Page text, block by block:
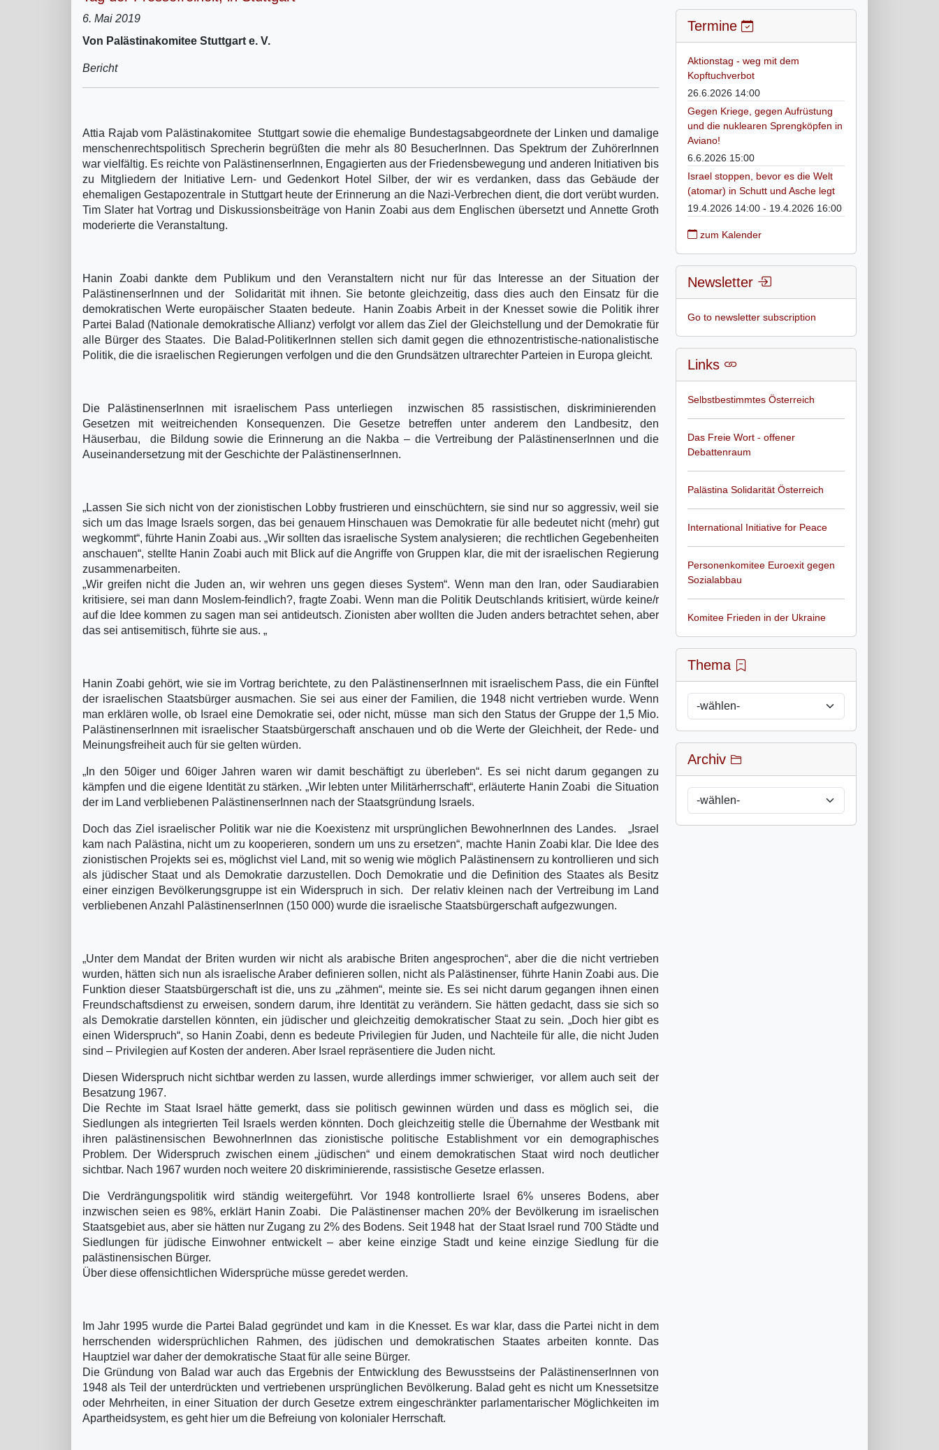
6. Mai 2019
Von Palästinakomitee Stuttgart e. V.
Bericht
Attia Rajab vom Palästinakomitee Stuttgart sowie die ehemalige Bundestagsabgeordnete der Linken und damalige
menschenrechtspolitisch Sprecherin begrüßten die mehr als 80 BesucherInnen. Das Spektrum der ZuhörerInnen
war vielfältig. Es reichte von PalästinenserInnen, Engagierten aus der Friedensbewegung und anderen Initiativen bis
zu Mitgliedern der Initiative Lern- und Gedenkort Hotel Silber, der wir es verdanken, dass das Gebäude der
ehemaligen Gestapozentrale in Stuttgart heute der Erinnerung an die Nazi-Verbrechen dient, die dort verübt wurden.
Tim Slater hat Vortrag und Diskussionsbeiträge von Hanin Zoabi aus dem Englischen übersetzt und Annette Groth
moderierte die Veranstaltung.
Hanin Zoabi dankte dem Publikum und den Veranstaltern nicht nur für das Interesse an der Situation der
PalästinenserInnen und der Solidarität mit ihnen. Sie betonte gleichzeitig, dass dies auch den Einsatz für die
demokratischen Werte europäischer Staaten bedeute. Hanin Zoabis Arbeit in der Knesset sowie die Politik ihrer
Partei Balad (Nationale demokratische Allianz) verfolgt vor allem das Ziel der Gleichstellung und der Demokratie für
alle Bürger des Staates. Die Balad-PolitikerInnen stellen sich damit gegen die ethnozentristische-nationalistische
Politik, die die israelischen Regierungen verfolgen und die den Grundsätzen ultrarechter Parteien in Europa gleicht.
Die PalästinenserInnen mit israelischem Pass unterliegen inzwischen 85 rassistischen, diskriminierenden
Gesetzen mit weitreichenden Konsequenzen. Die Gesetze betreffen unter anderem den Landbesitz, den
Häuserbau, die Bildung sowie die Erinnerung an die Nakba – die Vertreibung der PalästinenserInnen und die
Auseinandersetzung mit der Geschichte der PalästinenserInnen.
„Lassen Sie sich nicht von der zionistischen Lobby frustrieren und einschüchtern, sie sind nur so aggressiv, weil sie
sich um das Image Israels sorgen, das bei genauem Hinschauen was Demokratie für alle bedeutet nicht (mehr) gut
wegkommt“, führte Hanin Zoabi aus. „Wir sollten das israelische System analysieren; die rechtlichen Gegebenheiten
anschauen“, stellte Hanin Zoabi auch mit Blick auf die Angriffe von Gruppen klar, die mit der israelischen Regierung
zusammenarbeiten.
„Wir greifen nicht die Juden an, wir wehren uns gegen dieses System“. Wenn man den Iran, oder Saudiarabien
kritisiere, sei man dann Moslem-feindlich?, fragte Zoabi. Wenn man die Politik Deutschlands kritisiert, würde keine/r
auf die Idee kommen zu sagen man sei antideutsch. Zionisten aber wollten die Juden anders betrachtet sehen, aber
das sei antisemitisch, führte sie aus. „
Hanin Zoabi gehört, wie sie im Vortrag berichtete, zu den PalästinenserInnen mit israelischem Pass, die ein Fünftel
der israelischen Staatsbürger ausmachen. Sie sei aus einer der Familien, die 1948 nicht vertrieben wurde. Wenn
man erklären wolle, ob Israel eine Demokratie sei, oder nicht, müsse man sich den Status der Gruppe der 1,5 Mio.
PalästinenserInnen mit israelischer Staatsbürgerschaft anschauen und ob die Werte der Gleichheit, der Rede- und
Meinungsfreiheit auch für sie gelten würden.
„In den 50iger und 60iger Jahren waren wir damit beschäftigt zu überleben“. Es sei nicht darum gegangen zu
kämpfen und die eigene Identität zu stärken. „Wir lebten unter Militärherrschaft“, erläuterte Hanin Zoabi die Situation
der im Land verbliebenen PalästinenserInnen nach der Staatsgründung Israels.
Doch das Ziel israelischer Politik war nie die Koexistenz mit ursprünglichen BewohnerInnen des Landes. „Israel
kam nach Palästina, nicht um zu kooperieren, sondern um uns zu ersetzen“, machte Hanin Zoabi klar. Die Idee des
zionistischen Projekts sei es, möglichst viel Land, mit so wenig wie möglich Palästinensern zu kontrollieren und sich
als jüdischer Staat und als Demokratie darzustellen. Doch Demokratie und die Definition des Staates als Besitz
einer einzigen Bevölkerungsgruppe ist ein Widerspruch in sich. Der relativ kleinen nach der Vertreibung im Land
verbliebenen Anzahl PalästinenserInnen (150 000) wurde die israelische Staatsbürgerschaft aufgezwungen.
„Unter dem Mandat der Briten wurden wir nicht als arabische Briten angesprochen“, aber die die nicht vertrieben
wurden, hätten sich nun als israelische Araber definieren sollen, nicht als Palästinenser, führte Hanin Zoabi aus. Die
Funktion dieser Staatsbürgerschaft ist die, uns zu „zähmen“, meinte sie. Es sei nicht darum gegangen ihnen einen
Freundschaftsdienst zu erweisen, sondern darum, ihre Identität zu verändern. Sie hätten gedacht, dass sie sich so
als Demokratie darstellen könnten, ein jüdischer und gleichzeitig demokratischer Staat zu sein. „Doch hier gibt es
einen Widerspruch“, so Hanin Zoabi, denn es bedeute Privilegien für Juden, und Nachteile für alle, die nicht Juden
sind – Privilegien auf Kosten der anderen. Aber Israel repräsentiere die Juden nicht.
Diesen Widerspruch nicht sichtbar werden zu lassen, wurde allerdings immer schwieriger, vor allem auch seit der
Besatzung 1967.
Die Rechte im Staat Israel hätte gemerkt, dass sie politisch gewinnen würden und dass es möglich sei, die
Siedlungen als integrierten Teil Israels werden könnten. Doch gleichzeitig stelle die Übernahme der Westbank mit
ihren palästinensischen BewohnerInnen das zionistische politische Establishment vor ein demographisches
Problem. Der Widerspruch zwischen einem „jüdischen“ und einem demokratischen Staat wird noch deutlicher
sichtbar. Nach 1967 wurden noch weitere 20 diskriminierende, rassistische Gesetze erlassen.
Die Verdrängungspolitik wird ständig weitergeführt. Vor 1948 kontrollierte Israel 6% unseres Bodens, aber
inzwischen seien es 98%, erklärt Hanin Zoabi. Die Palästinenser machen 20% der Bevölkerung im israelischen
Staatsgebiet aus, aber sie hätten nur Zugang zu 2% des Bodens. Seit 1948 hat der Staat Israel rund 700 Städte und
Siedlungen für jüdische Einwohner entwickelt – aber keine einzige Stadt und keine einzige Siedlung für die
palästinensischen Bürger.
Über diese offensichtlichen Widersprüche müsse geredet werden.
Im Jahr 1995 wurde die Partei Balad gegründet und kam in die Knesset. Es war klar, dass die Partei nicht in dem
herrschenden widersprüchlichen Rahmen, des jüdischen und demokratischen Staates arbeiten konnte. Das
Hauptziel war daher der demokratische Staat für alle seine Bürger.
Die Gründung von Balad war auch das Ergebnis der Entwicklung des Bewusstseins der PalästinenserInnen von
1948 als Teil der unterdrückten und vertriebenen ursprünglichen Bevölkerung. Balad geht es nicht um Knessetsitze
oder Mehrheiten, in einer Situation der durch Gesetze extrem eingeschränkter parlamentarischer Möglichkeiten im
Apartheidsystem, es geht hier um die Befreiung von kolonialer Herrschaft.
Termine
Aktionstag - weg mit dem
Kopftuchverbot
26.6.2026 14:00
Gegen Kriege, gegen Aufrüstung
und die nuklearen Sprengköpfen in
Aviano!
6.6.2026 15:00
Israel stoppen, bevor es die Welt
(atomar) in Schutt und Asche legt
19.4.2026 14:00 - 19.4.2026 16:00
zum Kalender
Newsletter
Go to newsletter subscription
Links
Selbstbestimmtes Österreich
Das Freie Wort - offener
Debattenraum
Palästina Solidarität Österreich
International Initiative for Peace
Personenkomitee Euroexit gegen
Sozialabbau
Komitee Frieden in der Ukraine
Thema
Archiv